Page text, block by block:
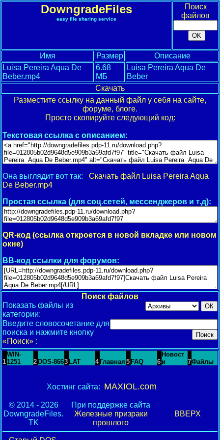
DowngradeFiles
easy file sharing service
Поиск
файлов
Имя Размер
Описание
Luisa Pereira Aqua De
Beber.mp4
6.68
МБ
Luisa Pereira Aqua De
Beber
Скачать
Разместите ссылку на данный файл у себя на сайте,
форуме, блоге.
Просто скопируйте следующий код:
Текстовая ссылка с описанием:
Она выглядит вот так: Скачать файл Luisa Pereira Aqua
De Beber.mp4
Простая ссылка (для соц.сетей, мессенджеров и т.д):
QR-код (ссылка откроется в новой вкладке или новом
окне)
BB-код ссылки для форумов:
Поиск файлов
Показать файлы из
категории:
Введите словосочетание для
поиска и нажмите кнопку
«Поиск» :
1
WIN-
1251
2 DOS-8663 LAT 4 Главная 5 FAQ 6
Новост
и
7Файлы
Хостинг сайта: MAXIOL.com
© 2014 - 2026
DowngradeFiles.
TK
При поддержке сайта
Железные призраки
прошлого
ВВЕРХ